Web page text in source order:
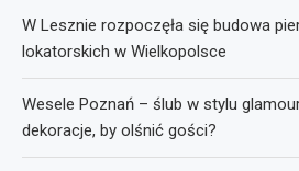
W Lesznie rozpoczęła się budowa
lokatorskich w Wielkopolsce
Wesele Poznań – ślub w stylu
dekoracje, by olśnić gości?